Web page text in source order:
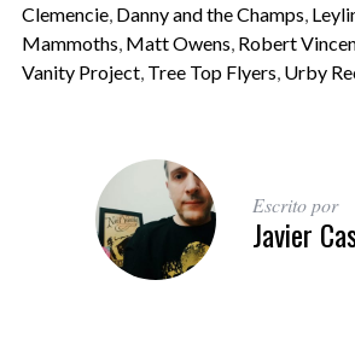
Clemencie, Danny and the Champs,
Mammoths, Matt Owens, Robert
Vanity Project, Tree Top Flyers, Urby
Escrito por
Javier